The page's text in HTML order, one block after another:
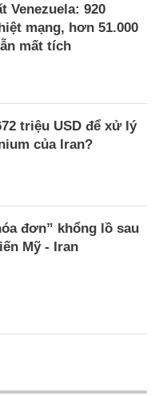
Venezuela: 920
mạng, hơn 51.000
mất tích
triệu USD để xử lý
của Iran?
đơn” khổng lồ sau
Mỹ - Iran